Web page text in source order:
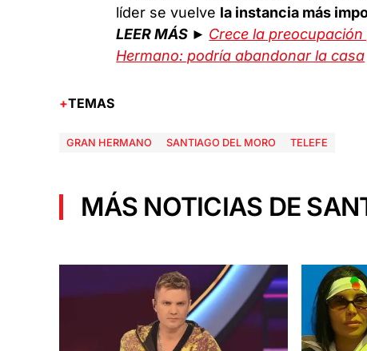
líder se vuelve la instancia más
LEER MÁS ► Crece la
Hermano: podría abandonar la casa
TEMAS
GRAN HERMANO SANTIAGO DEL MORO TELEFE
MÁS NOTICIAS DE